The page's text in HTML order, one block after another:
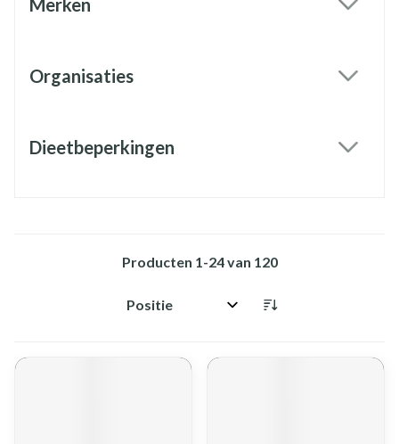
Merken
Organisaties
Dieetbeperkingen
Producten 1-24van 120
Sorteer op: